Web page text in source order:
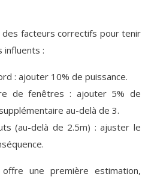
des facteurs correctifs pour tenir
influents :
: ajouter 10% de puissance.
de fenêtres : ajouter 5% de
au-delà de 3.
(au-delà de 2.5m) : ajuster le
une première estimation,